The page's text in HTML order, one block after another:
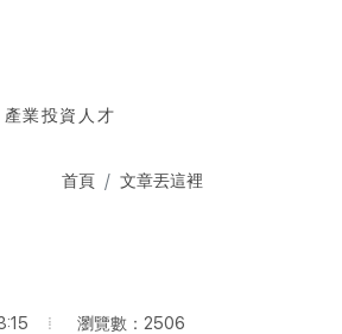
產業投資人才
首頁 文章丟這裡
瀏覽數：2506